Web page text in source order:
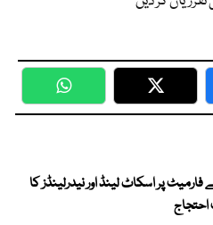
WhatsApp Twitter
کے نئے فارمیٹ پر اسکاٹ لینڈ اور نیدرلینڈز کا